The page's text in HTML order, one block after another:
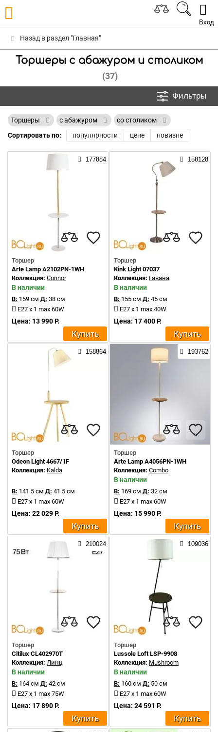
Вход
Назад в раздел "Главная"
Торшеры с абажуром и столиком
(37)
Фильтры
Торшеры с абажуром
со столиком
Сортировать по:
популярности цене новизне
177884
Торшер
Arte Lamp A2102PN-1WH
Коллекция: Connor
В наличии
В: 159 см Д: 38 см
E27 x 1 max 60W
Цена: 13 990 Р.
Купить
158128
Торшер
Kink Light 07037
Коллекция: Гавана
В наличии
В: 155 см Д: 45 см
E27 x 1 max 40W
Цена: 17 400 Р.
Купить
158864
Торшер
Odeon Light 4667/1F
Коллекция: Kalda
В: 141.5 см Д: 41.5 см
E27 x 1 max 60W
Цена: 22 029 Р.
Купить
193762
Торшер
Arte Lamp A4056PN-1WH
Коллекция: Combo
В наличии
В: 169 см Д: 32 см
E27 x 1 max 60W
Цена: 15 990 Р.
Купить
210024
Торшер
Citilux CL402970T
Коллекция: Линц
В наличии
В: 164 см Д: 42 см
E27 x 1 max 75W
Цена: 17 890 Р.
Купить
109036
Торшер
Lussole Loft LSP-9908
Коллекция: Mushroom
В наличии
В: 160 см Д: 50 см
E27 x 1 max 60W
Цена: 24 591 Р.
Купить